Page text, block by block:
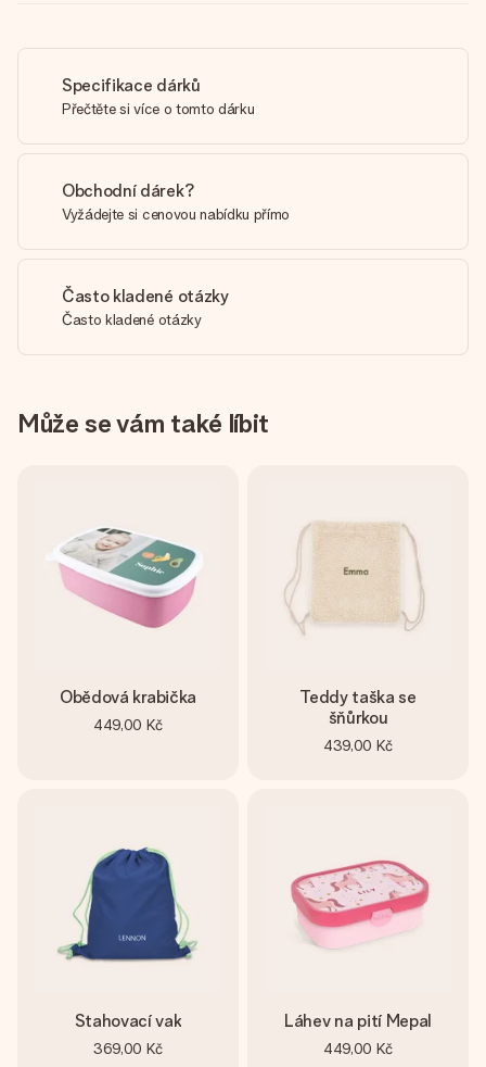
Specifikace dárků
Přečtěte si více o tomto dárku
Obchodní dárek?
Vyžádejte si cenovou nabídku přímo
Často kladené otázky
Často kladené otázky
Může se vám také líbit
Obědová krabička
449,00 Kč
Teddy taška se
šňůrkou
439,00 Kč
Stahovací vak
369,00 Kč
Láhev na pití Mepal
449,00 Kč